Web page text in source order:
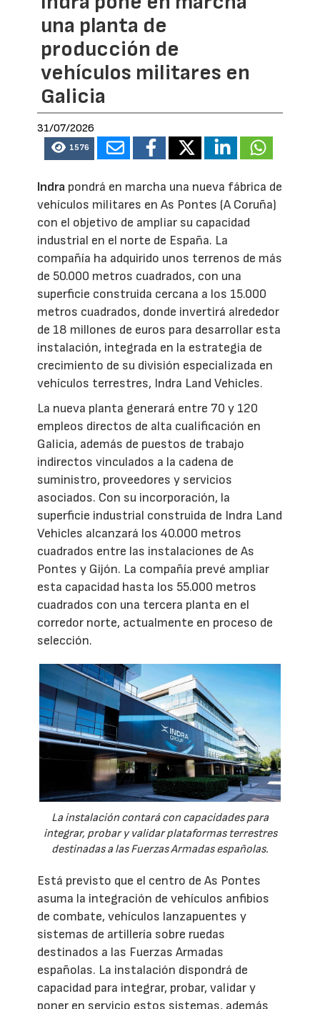
una planta de
producción de
vehículos militares en
Galicia
31/07/2026
1576
Indra pondrá en marcha una nueva fábrica de
vehículos militares en As Pontes (A Coruña)
con el objetivo de ampliar su capacidad
industrial en el norte de España. La
compañía ha adquirido unos terrenos de más
de 50.000 metros cuadrados, con una
superficie construida cercana a los 15.000
metros cuadrados, donde invertirá alrededor
de 18 millones de euros para desarrollar esta
instalación, integrada en la estrategia de
crecimiento de su división especializada en
vehículos terrestres, Indra Land Vehicles.
La nueva planta generará entre 70 y 120
empleos directos de alta cualificación en
Galicia, además de puestos de trabajo
indirectos vinculados a la cadena de
suministro, proveedores y servicios
asociados. Con su incorporación, la
superficie industrial construida de Indra Land
Vehicles alcanzará los 40.000 metros
cuadrados entre las instalaciones de As
Pontes y Gijón. La compañía prevé ampliar
esta capacidad hasta los 55.000 metros
cuadrados con una tercera planta en el
corredor norte, actualmente en proceso de
selección.
La instalación contará con capacidades para
integrar, probar y validar plataformas terrestres
destinadas a las Fuerzas Armadas españolas.
Está previsto que el centro de As Pontes
asuma la integración de vehículos anfibios
de combate, vehículos lanzapuentes y
sistemas de artillería sobre ruedas
destinados a las Fuerzas Armadas
españolas. La instalación dispondrá de
capacidad para integrar, probar, validar y
poner en servicio estos sistemas, además